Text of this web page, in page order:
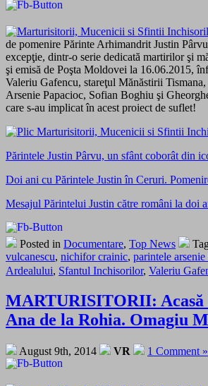
de pomenire Părinte Arhimandrit Justin
excepţie, dintr-o serie dedicată martirilor şi
şi emisă de Poşta Moldovei la 16.06.2015,
Valeriu Gafencu, stareţul Mănăstirii
Arsenie Papacioc, Sofian Boghiu şi
care s-au implicat în acest proiect de suflet!
Părintele Justin Pârvu, un sfânt coborât din
Doi ani cu Părintele Justin în Ceruri.
Mesajul Părintelui Justin către români la doi
Posted in Documentare, Top News
vulcanescu, nichifor crainic, parintele arsenie
Ardealului, Sfantul Inchisorilor, Valeriu
MARTURISITORII: Acasă
Ana de la Rohia. Omagiu
August 9th, 2014 VR 1 Comment »